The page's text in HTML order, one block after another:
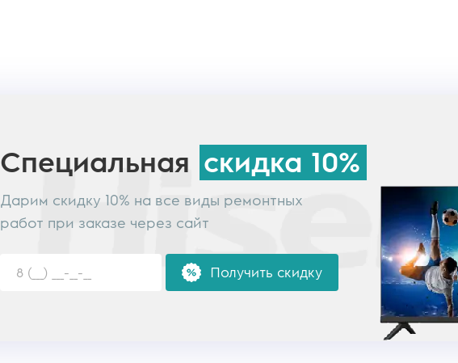
Специальная скидка 10%
Дарим скидку 10% на все виды ремонтных
работ при заказе через сайт
Получить скидку